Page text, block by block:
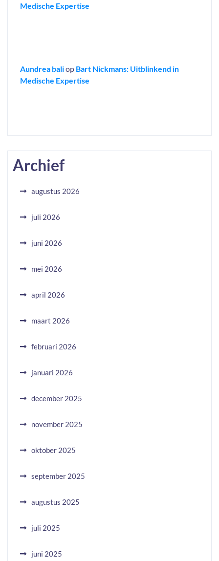
Medische Expertise
Aundrea baliop Bart Nickmans: Uitblinkend in
Medische Expertise
Archief
augustus 2026
juli 2026
juni 2026
mei 2026
april 2026
maart 2026
februari 2026
januari 2026
december 2025
november 2025
oktober 2025
september 2025
augustus 2025
juli 2025
juni 2025